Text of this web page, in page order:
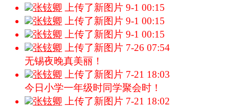
张铉卿 上传了新图片 9-1 00:15
张铉卿 上传了新图片 9-1 00:15
张铉卿 上传了新图片 9-1 00:15
张铉卿 上传了新图片 7-26 07:54
无锡夜晚真美丽！
张铉卿 上传了新图片 7-21 18:03
今日小学一年级时同学聚会时！
张铉卿 上传了新图片 7-21 18:02